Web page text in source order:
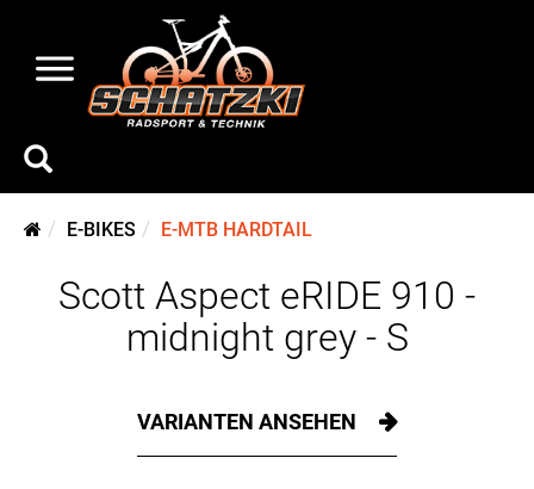
E-BIKES E-MTB HARDTAIL
Scott Aspect eRIDE 910 -
midnight grey - S
VARIANTEN ANSEHEN